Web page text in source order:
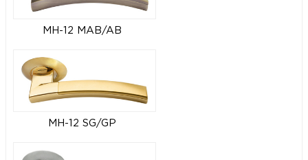
MH-12 MAB/AB
MH-12 SG/GP